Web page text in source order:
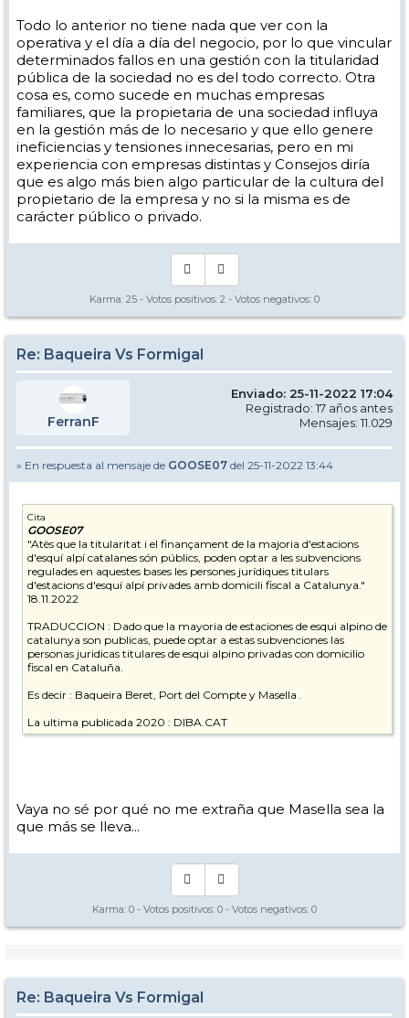
alguno decía por ahi, desconozco el montante de las subvenciones
que ha podido recibir baqueira, si es que en algun momento lo ha
hecho, pero visto el consejo de administración de Aramon, no tengo
nada mas que añadir. Bueno, sí, que el telecabina de Benasque se va
a pagar con la cuenta de resultados de Aramon... ah! no! perdona,
que se va a pagar con mis impuestos.
Todo lo anterior no tiene nada que ver con la
operativa y el día a día del negocio, por lo que vincular
determinados fallos en una gestión con la titularidad
pública de la sociedad no es del todo correcto. Otra
cosa es, como sucede en muchas empresas
familiares, que la propietaria de una sociedad influya
en la gestión más de lo necesario y que ello genere
ineficiencias y tensiones innecesarias, pero en mi
experiencia con empresas distintas y Consejos diría
que es algo más bien algo particular de la cultura del
propietario de la empresa y no si la misma es de
carácter público o privado.
Karma: 25 - Votos positivos: 2 - Votos negativos: 0
Re: Baqueira Vs Formigal
FerranF
Enviado: 25-11-2022 17:04
Registrado: 17 años antes
Mensajes: 11.029
» En respuesta al mensaje de GOOSE07 del 25-11-2022 13:44
Cita
GOOSE07
"Atès que la titularitat i el finançament de la majoria d'estacions
d'esquí alpí catalanes són públics, poden optar a les subvencions
regulades en aquestes bases les persones jurídiques titulars
d'estacions d'esquí alpí privades amb domicili fiscal a Catalunya."
18.11.2022
TRADUCCION : Dado que la mayoria de estaciones de esqui alpino de
catalunya son publicas, puede optar a estas subvenciones las
personas juridicas titulares de esqui alpino privadas con domicilio
fiscal en Cataluña.
Es decir : Baqueira Beret, Port del Compte y Masella .
La ultima publicada 2020 : DIBA.CAT
Masella (1) 1.209.428,74 1.148.162.74 61.266
Salvo error calculo.
Vaya no sé por qué no me extraña que Masella sea la
que más se lleva...
Karma: 0 - Votos positivos: 0 - Votos negativos: 0
Re: Baqueira Vs Formigal